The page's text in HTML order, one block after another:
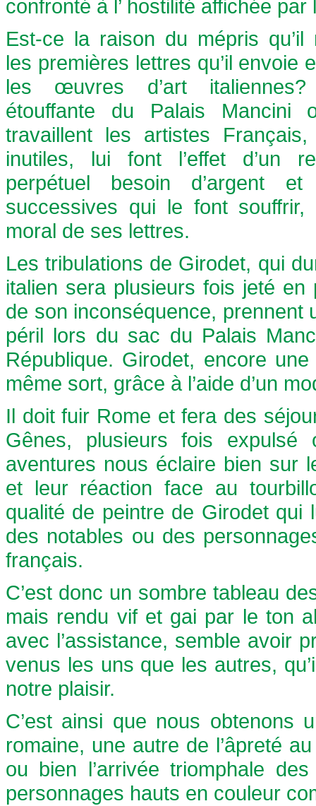
confronté à l’ hostilité affichée
Est-ce la raison du mépris qu’il
les premières lettres qu’il envoie
les œuvres d’art italiennes?
étouffante du Palais Mancini
travaillent les artistes
inutiles, lui font l’effet d’un
perpétuel besoin d’argent
successives qui le font
moral de ses lettres.
Les tribulations de Girodet, qui
italien sera plusieurs fois jeté en
de son inconséquence, prennent
péril lors du sac du Palais
République. Girodet, encore
même sort, grâce à l’aide d’un
Il doit fuir Rome et fera des
Gênes, plusieurs fois
aventures nous éclaire bien sur
et leur réaction face au
qualité de peintre de Girodet qui
des notables ou des
français.
C’est donc un sombre tableau
mais rendu vif et gai par le ton
avec l’assistance, semble avoir
venus les uns que les autres,
notre plaisir.
C’est ainsi que nous obtenons
romaine, une autre de l’âpreté
ou bien l’arrivée triomphale
personnages hauts en couleur